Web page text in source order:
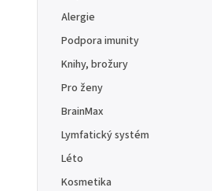
Alergie
Podpora imunity
Knihy, brožury
Pro ženy
BrainMax
Lymfatický systém
Léto
Kosmetika